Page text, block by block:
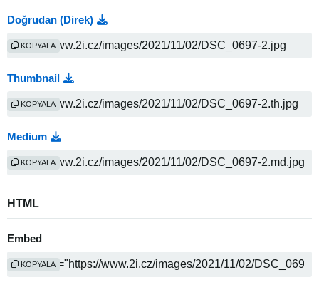
Doğrudan (Direk)
KOPYALA
Thumbnail
KOPYALA
Medium
KOPYALA
HTML
Embed
KOPYALA